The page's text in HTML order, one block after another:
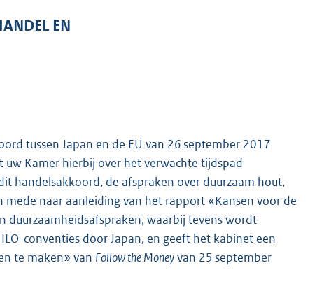
EN
tussen Japan en de EU van 26 september 2017
Kamer hierbij over het verwachte tijdspad
handelsakkoord, de afspraken over duurzaam hout,
mede naar aanleiding van het rapport «Kansen voor de
duurzaamheidsafspraken, waarbij tevens wordt
conventies door Japan, en geeft het kabinet een
te maken» van Follow the Moneyvan 25 september